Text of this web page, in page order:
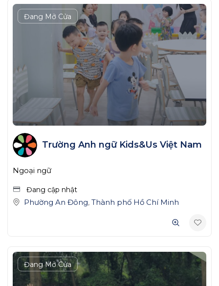
Đang Mở Cửa
Trường Anh ngữ Kids&Us Việt Nam
Ngoại ngữ
Đang cập nhật
Phường An Đông, Thành phố Hồ Chí Minh
Đang Mở Cửa